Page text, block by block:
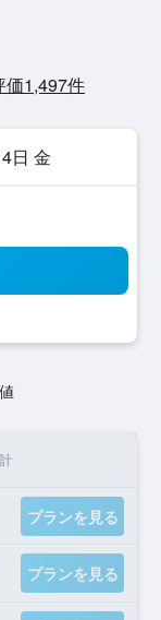
価1,497​件
日 金
プランを見る
プランを見る